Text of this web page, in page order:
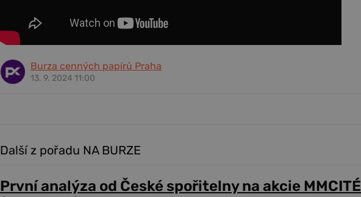
Burza cenných papírů Praha
13. 9. 2024 11:00
Další z pořadu NA BURZE
První analýza od České spořitelny na akcie MMCITÉ